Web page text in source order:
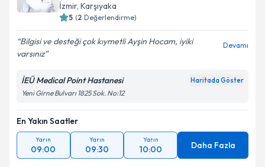
İzmir, Karşıyaka
5 (2 Değerlendirme)
Bilgisi ve desteği çok kıymetli Ayşin Hocam, iyiki
varsınız
Devamı
İEÜ Medical Point Hastanesi Haritada Göster
Yeni Girne Bulvarı 1825 Sok. No:12
En Yakın Saatler
Yarın
09:00
Yarın
09:30
Yarın
10:00 Daha Fazla